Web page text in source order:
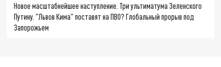
Новое масштабнейшее наступление. Три ультиматума Зеленского
Путину. "Львов Кима" поставят на ПВО? Глобальный прорыв под
Запорожьем